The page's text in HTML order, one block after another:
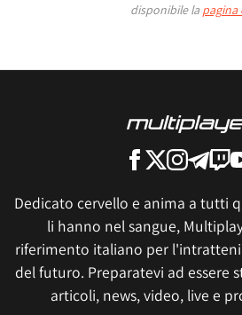
disponibile la pagina
Dedicato cervello e anima a tutti
li hanno nel sangue,
riferimento italiano per
del futuro. Preparatevi ad essere
articoli, news, video, live e